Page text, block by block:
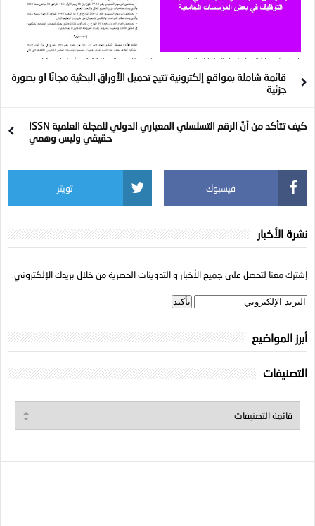
فيما يخص اشتراط شهادة الاقامة في
مسابقة التوظيف في بعض المؤسسات
الجامعية
قائمة شاملة بمواقع إلكترونية تتيح تحميل الأوراق البحثية مجانًا او بصورة
جزئية
كيف تتأكد من أنّ الرقم التسلسلي المعياري الدولي للمجلة العلمية ISSN
حقيقي وليس وهمي
فيسبوك تويتر
نشرة الأخبار
إشترك معنا لتحصل على جميع الأخبار و التدوينات الحصرية من خلال بريدك الإلكتروني.
أبرز المواضيع
التصنيفات